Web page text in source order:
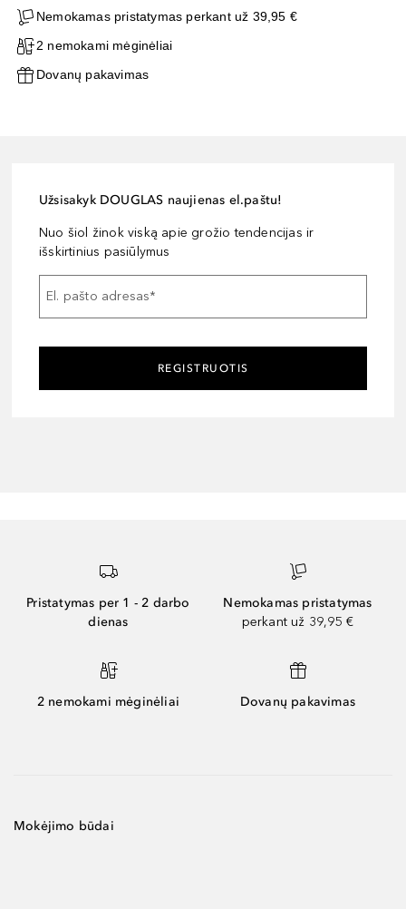
Nemokamas pristatymas perkant už 39,95 €
2 nemokami mėginėliai
Dovanų pakavimas
Užsisakyk DOUGLAS naujienas el.paštu!
Nuo šiol žinok viską apie grožio tendencijas ir
išskirtinius pasiūlymus
El. pašto adresas*
REGISTRUOTIS
Pristatymas per 1 - 2 darbo
dienas
Nemokamas pristatymas
perkant už 39,95 €
2 nemokami mėginėliai Dovanų pakavimas
Mokėjimo būdai